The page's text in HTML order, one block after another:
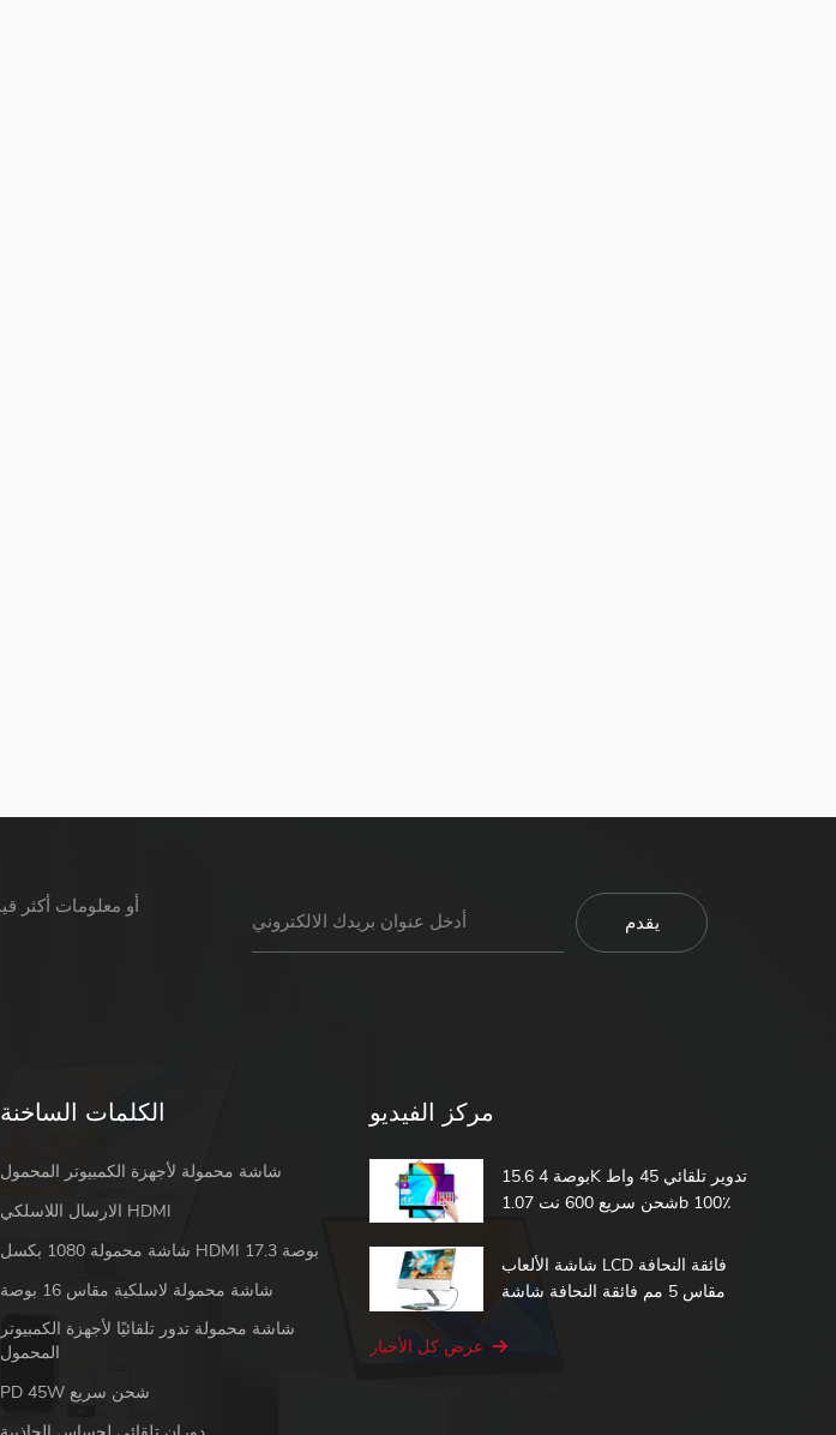
الكلمات الساخنة
شاشة محمولة لأجهزة الكمبيوتر المحمول
الارسال اللاسلكي HDMI
شاشة محمولة 1080 بكسل HDMI 17.3 بوصة
شاشة محمولة لاسلكية مقاس 16 بوصة
شاشة محمولة تدور تلقائيًا لأجهزة الكمبيوتر
المحمول
PD 45W شحن سريع
مركز الفيديو
15.6 بوصة 4K تدوير تلقائي 45 واط
شحن سريع 600 نت 1.07b 100٪
باللمس شاشة محمولة
شاشة الألعاب LCD فائقة النحافة
مقاس 5 مم فائقة النحافة شاشة
باللمس المحمولة
عرض كل الأخبار